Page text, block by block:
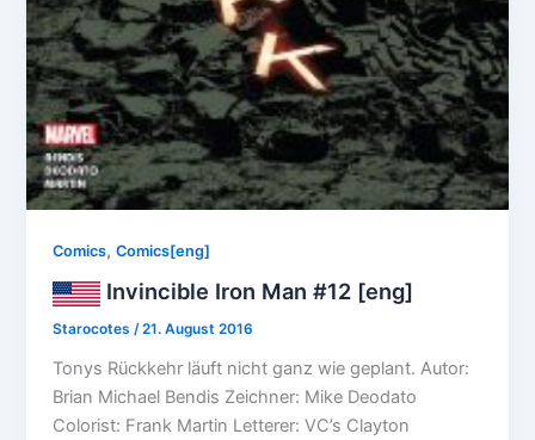
Comics,Comics[eng]
Invincible Iron Man #12 [eng]
Starocotes /21. August 2016
Tonys Rückkehr läuft nicht ganz wie geplant. Autor:
Brian Michael Bendis Zeichner: Mike Deodato
Colorist: Frank Martin Letterer: VC’s Clayton